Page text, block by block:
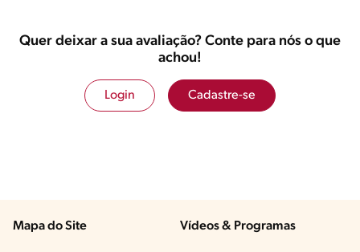
Quer deixar a sua avaliação? Conte para nós o que
achou!
Login Cadastre-se
Mapa do Site Vídeos & Programas​